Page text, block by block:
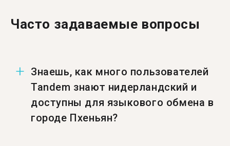
Часто задаваемые вопросы
Знаешь, как много пользователей
Tandem знают нидерландский и
доступны для языкового обмена в
городе Пхеньян?